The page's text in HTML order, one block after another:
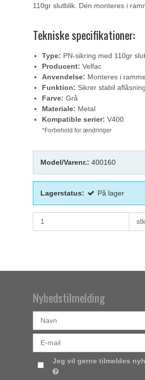
110gr slutblik. Den monteres i
Tekniske specifikationer:
Type: PN-sikring med 110gr
Producent: Velfac
Anvendelse: Monteres i ramme
Funktion: Sikrer stabil aflåsning
Farve: Grå
Materiale: Metal
Kompatible serier: V400
*Forbehold for ændringer
Model/Varenr.: 400160
Lagerstatus: På lager
stk.
Nyhedstilmelding
Jeg vil gerne tilmeldes